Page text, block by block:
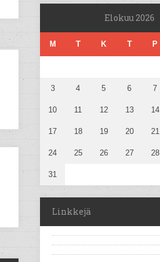
Elokuu 2026
M T K T P
3 4 5 6 7
10 11 12 13 14
17 18 19 20 21
24 25 26 27 28
31
Linkkejä